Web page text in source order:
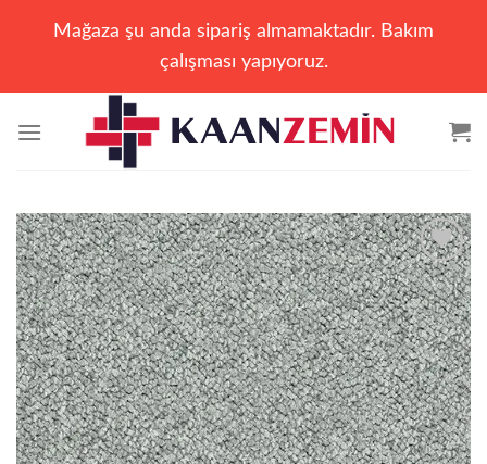
Mağaza şu anda sipariş almamaktadır. Bakım
çalışması yapıyoruz.
atla
Add to
wishlist